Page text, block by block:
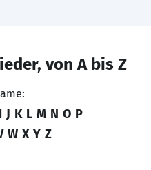
von A bis Z
I J K L M N O P
W X Y Z